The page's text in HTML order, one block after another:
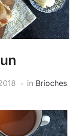
in Brioches